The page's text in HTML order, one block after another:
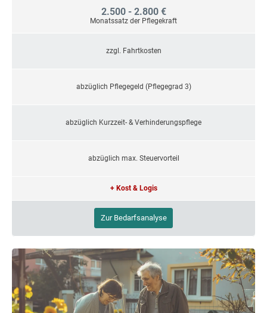
2.500 - 2.800 €
Monatssatz der Pflegekraft
zzgl. Fahrtkosten
abzüglich Pflegegeld (Pflegegrad 3)
abzüglich Kurzzeit- & Verhinderungspflege
abzüglich max. Steuervorteil
+ Kost & Logis
Zur Bedarfsanalyse